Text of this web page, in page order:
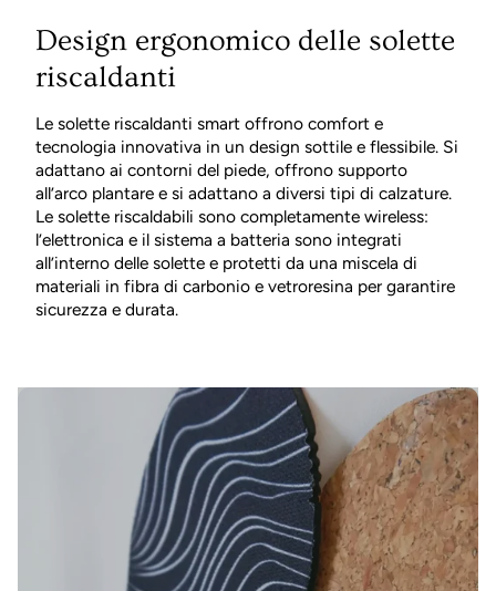
Design ergonomico delle solette
riscaldanti
Le solette riscaldanti smart offrono comfort e
tecnologia innovativa in un design sottile e flessibile. Si
adattano ai contorni del piede, offrono supporto
all’arco plantare e si adattano a diversi tipi di calzature.
Le solette riscaldabili sono completamente wireless:
l’elettronica e il sistema a batteria sono integrati
all’interno delle solette e protetti da una miscela di
materiali in fibra di carbonio e vetroresina per garantire
sicurezza e durata.